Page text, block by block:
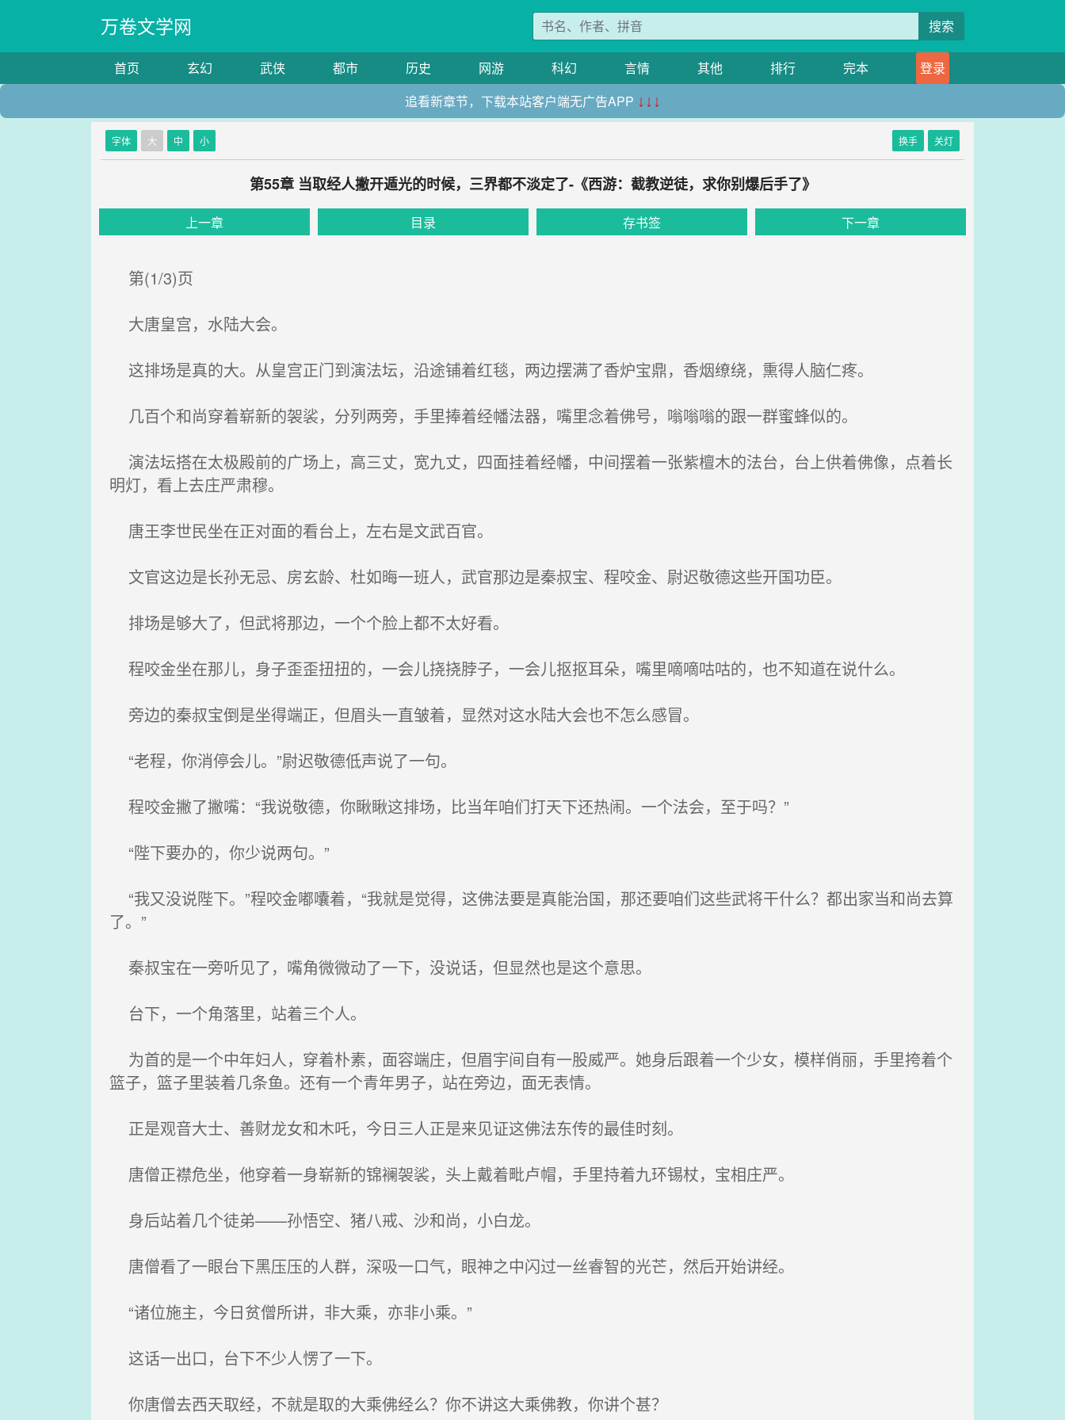
万卷文学网 搜索
首页 玄幻 武侠 都市 历史 网游 科幻 言情 其他 排行 完本
登录
追看新章节，下载本站客户端无广告APP ↓↓↓
字体 大 中 小 换手 关灯
第55章 当取经人撇开遁光的时候，三界都不淡定了-《西游：截教逆徒，求你别爆后手了》
上一章 目录 存书签 下一章
第(1/3)页
大唐皇宫，水陆大会。
这排场是真的大。从皇宫正门到演法坛，沿途铺着红毯，两边摆满了香炉宝鼎，香烟缭绕，熏得人脑仁疼。
几百个和尚穿着崭新的袈裟，分列两旁，手里捧着经幡法器，嘴里念着佛号，嗡嗡嗡的跟一群蜜蜂似的。
演法坛搭在太极殿前的广场上，高三丈，宽九丈，四面挂着经幡，中间摆着一张紫檀木的法台，台上供着佛像，点着长
明灯，看上去庄严肃穆。
唐王李世民坐在正对面的看台上，左右是文武百官。
文官这边是长孙无忌、房玄龄、杜如晦一班人，武官那边是秦叔宝、程咬金、尉迟敬德这些开国功臣。
排场是够大了，但武将那边，一个个脸上都不太好看。
程咬金坐在那儿，身子歪歪扭扭的，一会儿挠挠脖子，一会儿抠抠耳朵，嘴里嘀嘀咕咕的，也不知道在说什么。
旁边的秦叔宝倒是坐得端正，但眉头一直皱着，显然对这水陆大会也不怎么感冒。
“老程，你消停会儿。”尉迟敬德低声说了一句。
程咬金撇了撇嘴：“我说敬德，你瞅瞅这排场，比当年咱们打天下还热闹。一个法会，至于吗？”
“陛下要办的，你少说两句。”
“我又没说陛下。”程咬金嘟囔着，“我就是觉得，这佛法要是真能治国，那还要咱们这些武将干什么？都出家当和尚去算
了。”
秦叔宝在一旁听见了，嘴角微微动了一下，没说话，但显然也是这个意思。
台下，一个角落里，站着三个人。
为首的是一个中年妇人，穿着朴素，面容端庄，但眉宇间自有一股威严。她身后跟着一个少女，模样俏丽，手里挎着个
篮子，篮子里装着几条鱼。还有一个青年男子，站在旁边，面无表情。
正是观音大士、善财龙女和木吒，今日三人正是来见证这佛法东传的最佳时刻。
唐僧正襟危坐，他穿着一身崭新的锦襕袈裟，头上戴着毗卢帽，手里持着九环锡杖，宝相庄严。
身后站着几个徒弟——孙悟空、猪八戒、沙和尚，小白龙。
唐僧看了一眼台下黑压压的人群，深吸一口气，眼神之中闪过一丝睿智的光芒，然后开始讲经。
“诸位施主，今日贫僧所讲，非大乘，亦非小乘。”
这话一出口，台下不少人愣了一下。
你唐僧去西天取经，不就是取的大乘佛经么？你不讲这大乘佛教，你讲个甚？